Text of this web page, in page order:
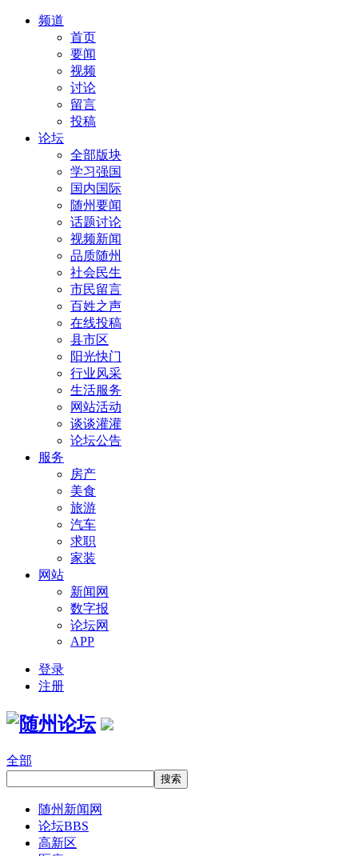
频道
首页
要闻
视频
讨论
留言
投稿
论坛
全部版块
学习强国
国内国际
随州要闻
话题讨论
视频新闻
品质随州
社会民生
市民留言
百姓之声
在线投稿
县市区
阳光快门
行业风采
生活服务
网站活动
谈谈灌灌
论坛公告
服务
房产
美食
旅游
汽车
求职
家装
网站
新闻网
数字报
论坛网
APP
登录
注册
全部
随州新闻网
论坛BBS
高新区